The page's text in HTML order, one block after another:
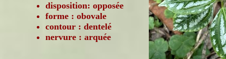
disposition: opposée
forme : obovale
contour : dentelé
nervure : arquée